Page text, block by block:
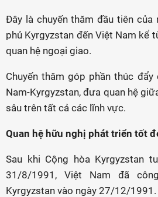
Đây là chuyến thăm đầu tiên của
phủ Kyrgyzstan đến Việt Nam kể
quan hệ ngoại giao.
Chuyến thăm góp phần thúc
Nam-Kyrgyzstan, đưa quan hệ
sâu trên tất cả các lĩnh vực.
Quan hệ hữu nghị phát triển tốt
Sau khi Cộng hòa Kyrgyzstan
31/8/1991, Việt Nam đã
Kyrgyzstan vào ngày 27/12/1991.